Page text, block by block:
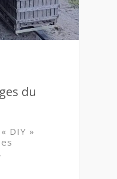
du
DIY »